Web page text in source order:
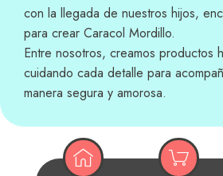
con la llegada de nuestros hijos,
para crear Caracol Mordillo.
Entre nosotros, creamos productos
cuidando cada detalle para
manera segura y amorosa.